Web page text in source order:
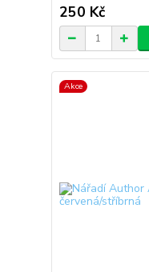
250 Kč
Akce